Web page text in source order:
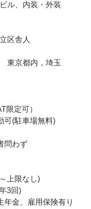
ル、内装・外装
区舎人
東京都内，埼玉
限定可）
可(駐車場無料)
問わず
上限なし)
3回)
年金、雇用保険有り